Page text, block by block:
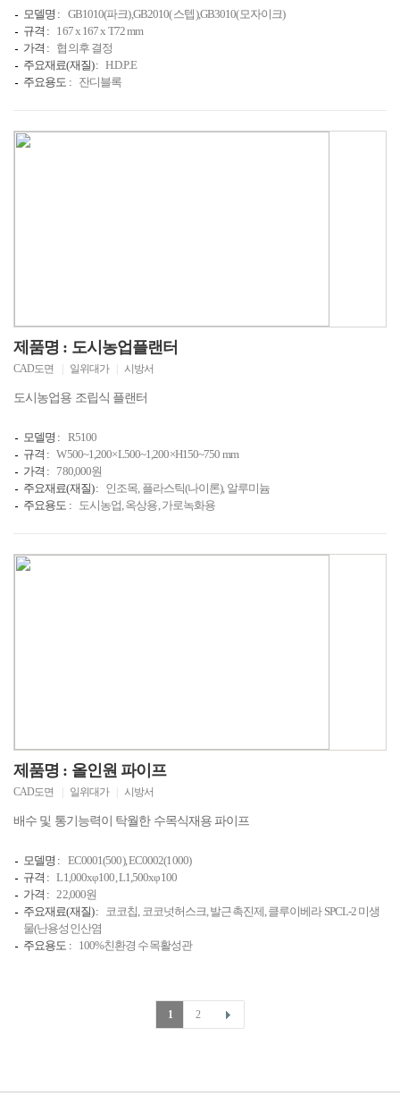
모델명 : GB1010(파크),GB2010( 스텝),GB3010(모자이크)
규격 : 167 x 167 x T72 mm
가격 : 협의후 결정
주요재료(재질) : H.D.P.E
주요용도 :
잔디블록
제품명 : 도시농업플랜터
CAD도면 일위대가 시방서
도시농업용 조립식 플랜터
모델명 : R5100
규격 : W500~1,200×L500~1,200×H150~750 mm
가격 : 780,000원
주요재료(재질) : 인조목, 플라스틱(나이론), 알루미늄
주요용도 :
도시농업, 옥상용, 가로녹화용
제품명 : 올인원 파이프
CAD도면 일위대가 시방서
배수 및 통기능력이 탁월한 수목식재용 파이프
모델명 : EC0001(500), EC0002(1000)
규격 : L1,000xφ100, L1,500xφ100
가격 : 22,000원
주요재료(재질) : 코코칩, 코코넛허스크, 발근촉진제, 클루이베라 SPCL-2 미생
물(난용성인산염
주요용도 :
100%친환경 수목활성관
1 2